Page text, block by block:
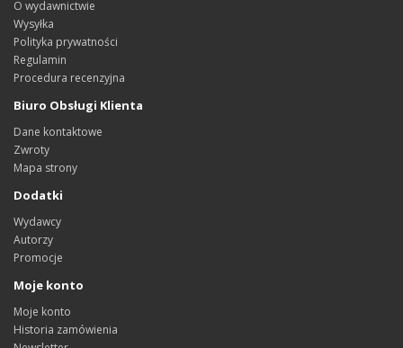
O wydawnictwie
Wysyłka
Polityka prywatności
Regulamin
Procedura recenzyjna
Biuro Obsługi Klienta
Dane kontaktowe
Zwroty
Mapa strony
Dodatki
Wydawcy
Autorzy
Promocje
Moje konto
Moje konto
Historia zamówienia